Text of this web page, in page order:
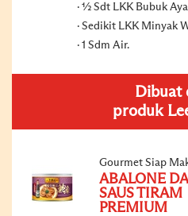
½ Sdt LKK Bubuk
Sedikit LKK Minyak
1 Sdm Air.
Dibuat
produk
Gourmet Siap
ABALONE
SAUS TIRAM
PREMIUM